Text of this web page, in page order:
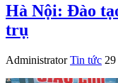
Hà Nội: Đào
trụ
Administrator Tin tức